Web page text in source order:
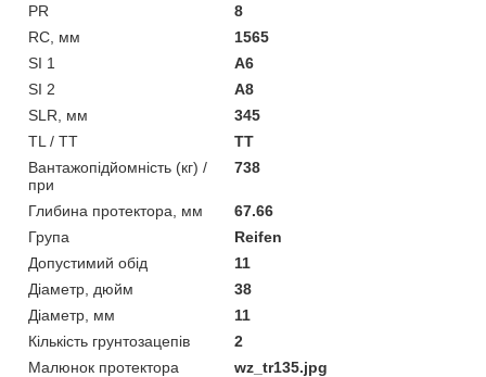
PR
8
RC, мм
1565
SI 1
A6
SI 2
A8
SLR, мм
345
TL / TT
TT
Вантажопідйомність (кг) /
при
738
Глибина протектора, мм
67.66
Група
Reifen
Допустимий обід
11
Діаметр, дюйм
38
Діаметр, мм
11
Кількість грунтозацепів
2
Малюнок протектора
wz_tr135.jpg